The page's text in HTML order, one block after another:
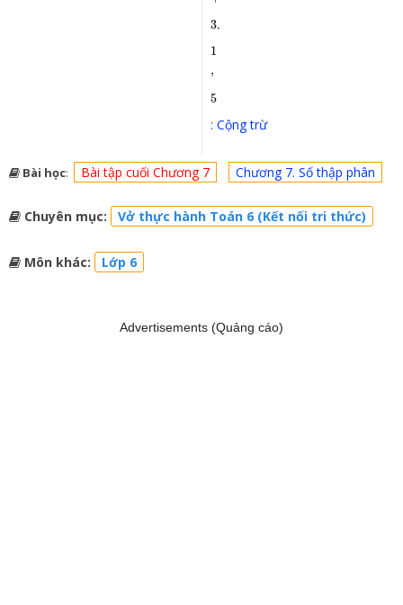
3.
1
,
5
: Cộng trừ
Bài học: Bài tập cuối Chương 7 Chương 7. Số thập phân
Chuyên mục: Vở thực hành Toán 6 (Kết nối tri thức)
Môn khác: Lớp 6
Advertisements (Quảng cáo)